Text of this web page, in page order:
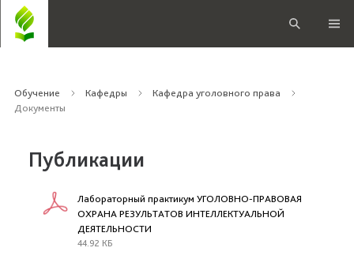
Обучение Кафедры
Кафедра уголовного права
Документы
Публикации
Лабораторный практикум УГОЛОВНО-ПРАВОВАЯ
ОХРАНА РЕЗУЛЬТАТОВ ИНТЕЛЛЕКТУАЛЬНОЙ
ДЕЯТЕЛЬНОСТИ
44.92 КБ